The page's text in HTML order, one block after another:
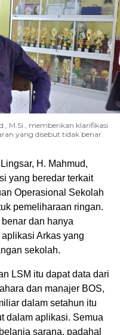
M.Si., memberikan klarifikasi
yang disebut tidak benar.
H. Mahmud,
yang beredar terkait
Operasional Sekolah
pemeliharaan ringan.
dan hanya
Arkas yang
sekolah.
LSM itu dapat data dari
dan manajer BOS,
dalam setahun itu
dalam aplikasi. Semua
sarana, padahal